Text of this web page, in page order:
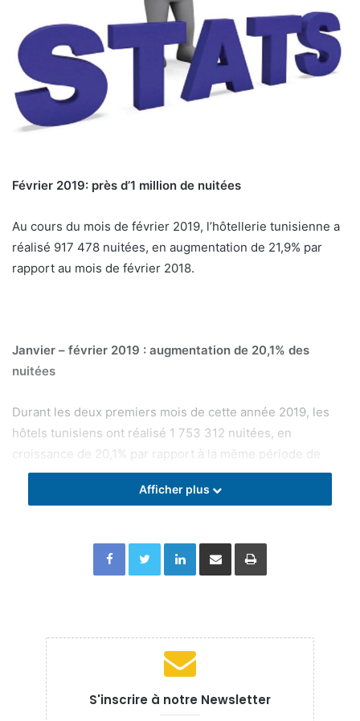
Février 2019: près d’1 million de nuitées
Au cours du mois de février 2019, l’hôtellerie tunisienne a
réalisé 917 478 nuitées, en augmentation de 21,9% par
rapport au mois de février 2018.
Janvier – février 2019 : augmentation de 20,1% des
nuitées
Durant les deux premiers mois de cette année 2019, les
hôtels tunisiens ont réalisé 1 753 312 nuitées, en
croissance de 20,1% par rapport à la même période de
2018.
Afficher plus
Facebook Twitter Linkedin
S'inscrire à notre Newsletter